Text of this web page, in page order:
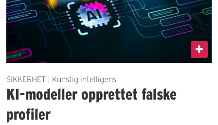
SIKKERHET | Kunstig intelligens
KI-modeller opprettet falske
profiler